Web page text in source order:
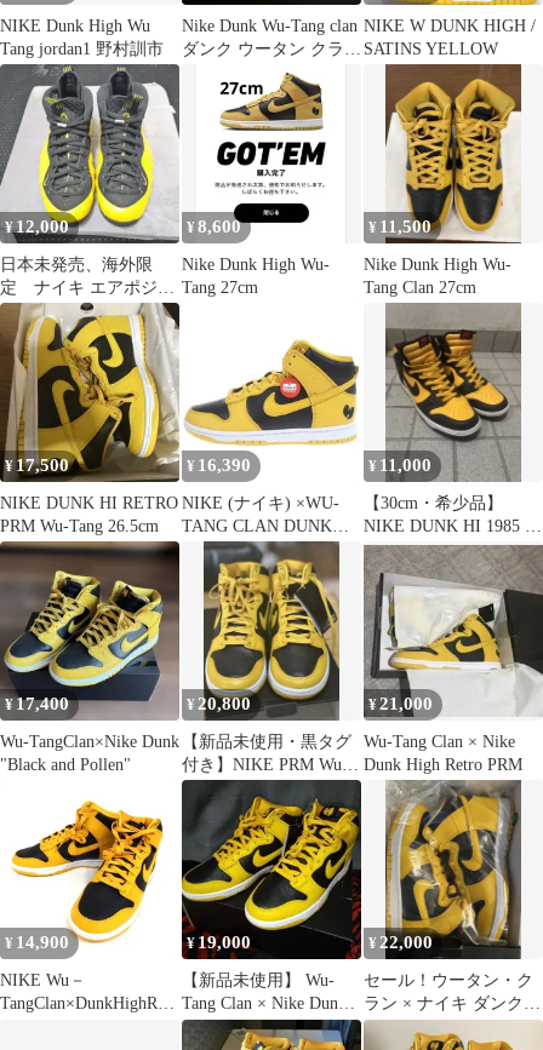
NIKE Dunk High Wu
Tang jordan1 野村訓市
Nike Dunk Wu-Tang clan
ダンク ウータン クラン
NIKE W DUNK HIGH /
SATINS YELLOW
¥12,000
日本未発売、海外限
定 ナイキ エアポジッ
トワン イエロー ウー
タン・クラン
¥8,600
Nike Dunk High Wu-
Tang 27cm
¥ 11,500
Nike Dunk High Wu-
Tang Clan 27cm
¥ 17,500
NIKE DUNK HI RETRO
PRM Wu-Tang 26.5cm
¥ 16,390
NIKE (ナイキ) ×WU-
TANG CLAN DUNK
HIGH RETRO PRM
HJ4320-001 ウータンク
ラン ダンク ハイカット
スニーカー
US8.5/26.5cm イエロー/
ブラック
¥ 11,000
【30cm・希少品】
NIKE DUNK HI 1985 SP
黒黄
¥17,400
Wu-TangClan×Nike Dunk
"Black and Pollen"
¥ 20,800
【新品未使用・黒タグ
付き】NIKE PRM Wu-
Tang 27.5cm当選品
¥21,000
Wu-Tang Clan × Nike
Dunk High Retro PRM
¥ 14,900
NIKE Wu－
TangClan×DunkHighRetr
¥19,000
【新品未使用】 Wu-
Tang Clan × Nike Dunk
High
¥22,000
セール！ウータン・ク
ラン × ナイキ ダンク
ハイ